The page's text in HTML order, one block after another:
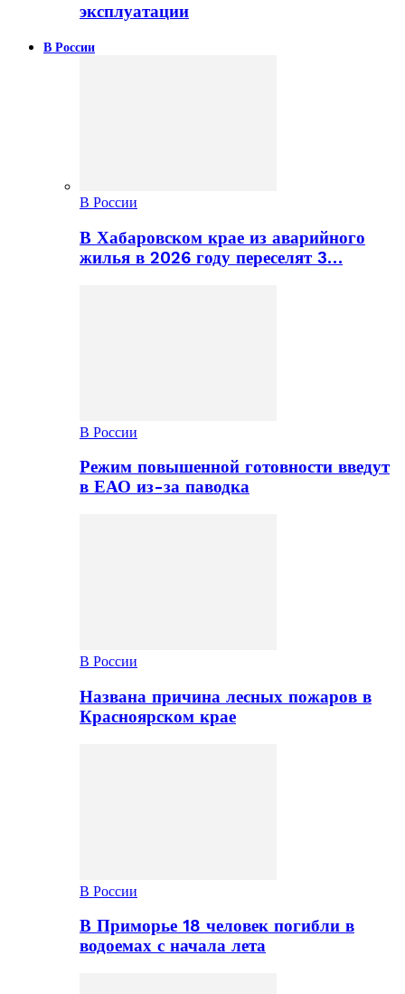
эксплуатации
В России
В России
В Хабаровском крае из аварийного
жилья в 2026 году переселят 3…
В России
Режим повышенной готовности введут
в ЕАО из-за паводка
В России
Названа причина лесных пожаров в
Красноярском крае
В России
В Приморье 18 человек погибли в
водоемах с начала лета